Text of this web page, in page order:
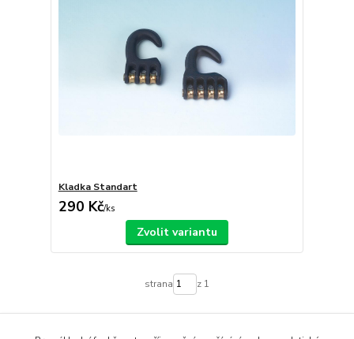
Kladka Standart
290 Kč/ks
Zvolit variantu
strana z 1